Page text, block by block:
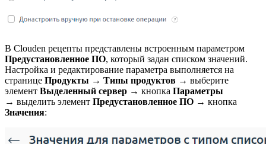
В Clouden рецепты представлены встроенным параметром
Предустановленное ПО, который задан списком значений.
Настройка и редактирование параметра выполняется на
странице Продукты → Типы продуктов → выберите
элемент Выделенный сервер → кнопка Параметры
→ выделить элемент Предустановленное ПО → кнопка
Значения: